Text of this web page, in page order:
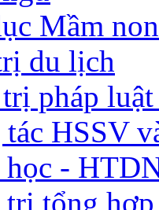
Mầm non
du lịch
pháp
tác HSSV
học -
trị tổng hợp